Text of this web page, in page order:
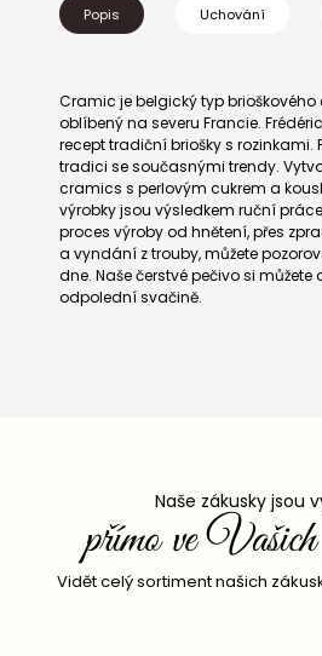
Popis Uchování
Cramic je belgický typ brioškového
oblíbený na severu Francie.
recept tradiční briošky s rozinkami.
tradici se současnými trendy.
cramics s perlovým cukrem a
výrobky jsou výsledkem ruční
proces výroby od hnětení, přes
a vyndání z trouby, můžete
dne. Naše čerstvé pečivo si můžete
odpolední svačině.
Naše zákusky jsou
přímo ve Vašich
Vidět celý sortiment našich